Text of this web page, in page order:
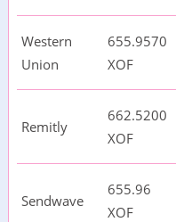
Western
Union
655.9570
XOF
Remitly
662.5200
XOF
Sendwave
655.96
XOF